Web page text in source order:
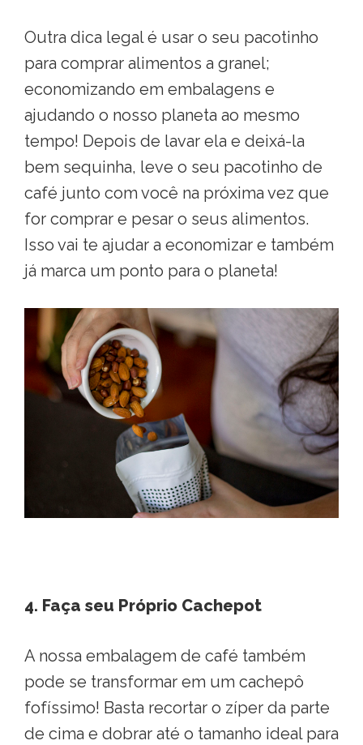
Outra dica legal é usar o seu pacotinho
para comprar alimentos a granel;
economizando em embalagens e
ajudando o nosso planeta ao mesmo
tempo! Depois de lavar ela e deixá-la
bem sequinha, leve o seu pacotinho de
café junto com você na próxima vez que
for comprar e pesar o seus alimentos.
Isso vai te ajudar a economizar e também
já marca um ponto para o planeta!
4. Faça seu Próprio Cachepot
A nossa embalagem de café também
pode se transformar em um cachepô
fofíssimo! Basta recortar o zíper da parte
de cima e dobrar até o tamanho ideal para